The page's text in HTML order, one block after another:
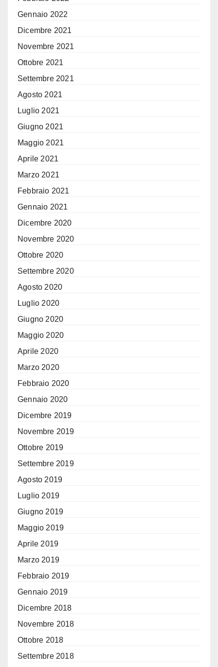
Gennaio 2022
Dicembre 2021
Novembre 2021
Ottobre 2021
Settembre 2021
Agosto 2021
Luglio 2021
Giugno 2021
Maggio 2021
Aprile 2021
Marzo 2021
Febbraio 2021
Gennaio 2021
Dicembre 2020
Novembre 2020
Ottobre 2020
Settembre 2020
Agosto 2020
Luglio 2020
Giugno 2020
Maggio 2020
Aprile 2020
Marzo 2020
Febbraio 2020
Gennaio 2020
Dicembre 2019
Novembre 2019
Ottobre 2019
Settembre 2019
Agosto 2019
Luglio 2019
Giugno 2019
Maggio 2019
Aprile 2019
Marzo 2019
Febbraio 2019
Gennaio 2019
Dicembre 2018
Novembre 2018
Ottobre 2018
Settembre 2018